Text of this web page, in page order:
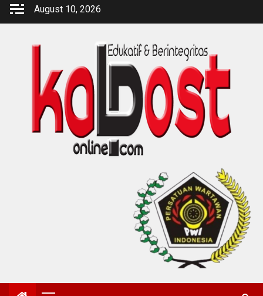
Skip
August 10, 2026